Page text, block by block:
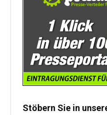
Stöbern Sie in